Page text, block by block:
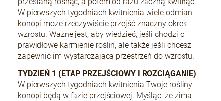
W pierwszych tygodniach kwitnienia wiele odmian
konopi może rzeczywiście przejść znaczny okres
wzrostu. Ważne jest, aby wiedzieć, jeśli chodzi o
prawidłowe karmienie roślin, ale także jeśli chcesz
zapewnić im wystarczającą przestrzeń do wzrostu.
TYDZIEŃ 1 (ETAP PRZEJŚCIOWY I ROZCIĄGANIE)
W pierwszych tygodniach kwitnienia Twoje rośliny
konopi będą w fazie przejściowej. Myśląc, że zima